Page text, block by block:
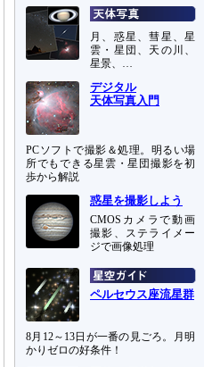
月、惑星、彗星、星
雲・星団、天の川、
星景、…
デジタル
天体写真入門
PCソフトで撮影＆処理。明るい場
所でもできる星雲・星団撮影を初
歩から解説
惑星を撮影しよう
CMOSカメラで動画
撮影、ステライメー
ジで画像処理
ペルセウス座流星群
8月12～13日が一番の見ごろ。月明
かりゼロの好条件！